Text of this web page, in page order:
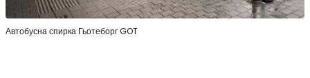
Автобусна спирка Гьотеборг GOT